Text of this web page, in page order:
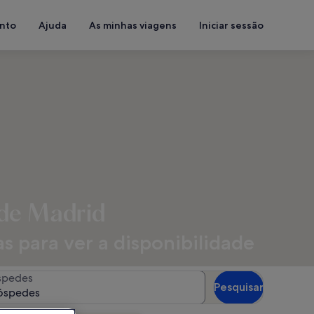
Ajuda As minhas viagens Iniciar sessão
Pesquisar